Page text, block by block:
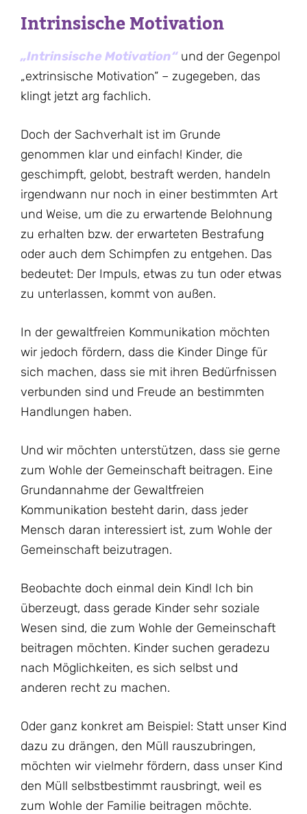
Intrinsische Motivation
„Intrinsische Motivation“und der Gegenpol
„extrinsische Motivation“ – zugegeben, das
klingt jetzt arg fachlich.
Doch der Sachverhalt ist im Grunde
genommen klar und einfach! Kinder, die
geschimpft, gelobt, bestraft werden, handeln
irgendwann nur noch in einer bestimmten Art
und Weise, um die zu erwartende Belohnung
zu erhalten bzw. der erwarteten Bestrafung
oder auch dem Schimpfen zu entgehen. Das
bedeutet: Der Impuls, etwas zu tun oder etwas
zu unterlassen, kommt von außen.
In der gewaltfreien Kommunikation möchten
wir jedoch fördern, dass die Kinder Dinge für
sich machen, dass sie mit ihren Bedürfnissen
verbunden sind und Freude an bestimmten
Handlungen haben.
Und wir möchten unterstützen, dass sie gerne
zum Wohle der Gemeinschaft beitragen. Eine
Grundannahme der Gewaltfreien
Kommunikation besteht darin, dass jeder
Mensch daran interessiert ist, zum Wohle der
Gemeinschaft beizutragen.
Beobachte doch einmal dein Kind! Ich bin
überzeugt, dass gerade Kinder sehr soziale
Wesen sind, die zum Wohle der Gemeinschaft
beitragen möchten. Kinder suchen geradezu
nach Möglichkeiten, es sich selbst und
anderen recht zu machen.
Oder ganz konkret am Beispiel: Statt unser Kind
dazu zu drängen, den Müll rauszubringen,
möchten wir vielmehr fördern, dass unser Kind
den Müll selbstbestimmt rausbringt, weil es
zum Wohle der Familie beitragen möchte.